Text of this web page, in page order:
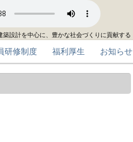
築設計を中心に、豊かな社会づくりに貢献する
研修制度 福利厚生 お知らせ